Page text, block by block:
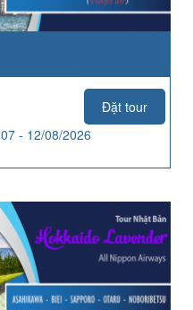
Đặt tour
07 - 12/08/2026